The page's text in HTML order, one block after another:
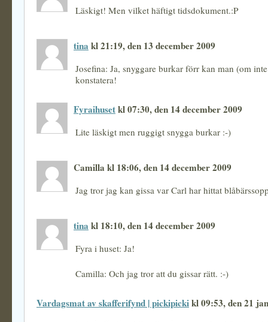
Läskigt! Men vilket häftigt tidsdokument.:P
tina kl 21:19, den 13 december 2009
Josefina: Ja, snyggare burkar förr kan man (om
konstatera!
Fyraihusetkl 07:30, den 14 december 2009
Lite läskigt men ruggigt snygga burkar :-)
Camilla kl 18:06, den 14 december 2009
Jag tror jag kan gissa var Carl har hittat
tina kl 18:10, den 14 december 2009
Fyra i huset: Ja!
Camilla: Och jag tror att du gissar rätt. :-)
Vardagsmat av skafferifynd | pickipickikl 09:53, den 21